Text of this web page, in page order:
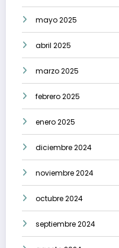
mayo 2025
abril 2025
marzo 2025
febrero 2025
enero 2025
diciembre 2024
noviembre 2024
octubre 2024
septiembre 2024